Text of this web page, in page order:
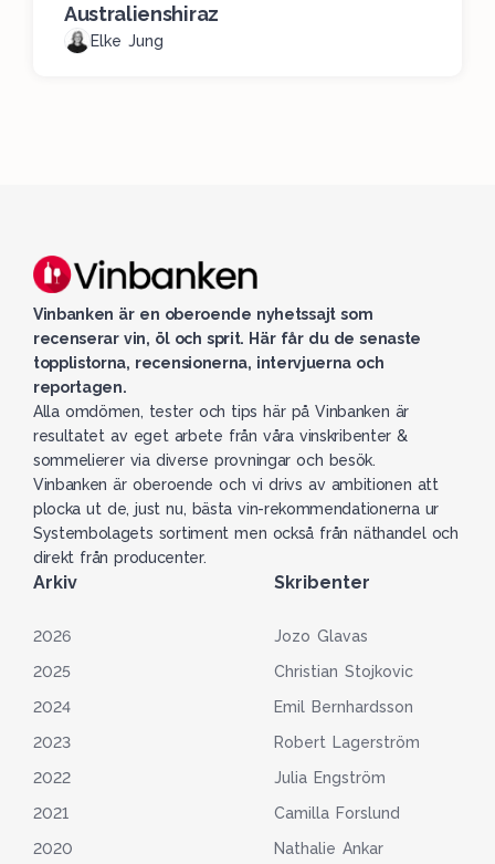
Australienshiraz
Elke Jung
Vinbanken är en oberoende nyhetssajt som
recenserar vin, öl och sprit. Här får du de senaste
topplistorna, recensionerna, intervjuerna och
reportagen.
Alla omdömen, tester och tips här på Vinbanken är
resultatet av eget arbete från våra vinskribenter &
sommelierer via diverse provningar och besök.
Vinbanken är oberoende och vi drivs av ambitionen att
plocka ut de, just nu, bästa vin-rekommendationerna ur
Systembolagets sortiment men också från näthandel och
direkt från producenter.
Arkiv
2026
2025
2024
2023
2022
2021
2020
Skribenter
Jozo Glavas
Christian Stojkovic
Emil Bernhardsson
Robert Lagerström
Julia Engström
Camilla Forslund
Nathalie Ankar